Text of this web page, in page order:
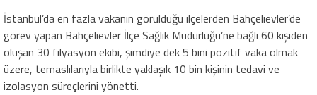
İstanbul’da en fazla vakanın görüldüğü ilçelerden Bahçelievler’de
görev yapan Bahçelievler İlçe Sağlık Müdürlüğü’ne bağlı 60 kişiden
oluşan 30 filyasyon ekibi, şimdiye dek 5 bini pozitif vaka olmak
üzere, temaslılarıyla birlikte yaklaşık 10 bin kişinin tedavi ve
izolasyon süreçlerini yönetti.